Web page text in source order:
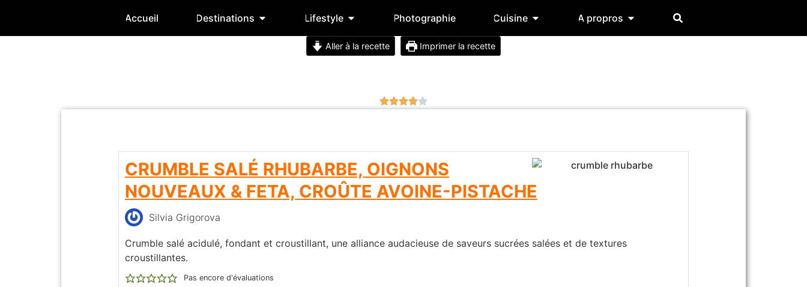
Accueil Destinations Lifestyle Photographie Cuisine A propros
Aller à la recette Imprimer la recette
CRUMBLE SALÉ RHUBARBE, OIGNONS
NOUVEAUX & FETA, CROÛTE AVOINE-PISTACHE
Silvia Grigorova
Crumble salé acidulé, fondant et croustillant, une alliance audacieuse de saveurs sucrées salées et de textures
croustillantes.
Pas encore d'évaluations